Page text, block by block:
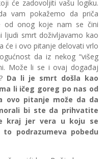
će zadovoljiti vašu logiku.
vam pokažemo da priča
od onog koje nam se čini
ljudi smrt doživljavamo kao
će i ovo pitanje delovati vrlo
da iz nekog “višeg
Može li se i ovaj događaj
Da li je smrt došla kao
li ičeg goreg po nas od
ovo pitanje može da da
bi ste da prihvatite
kraj jer vera u koju se
podrazumeva pobedu